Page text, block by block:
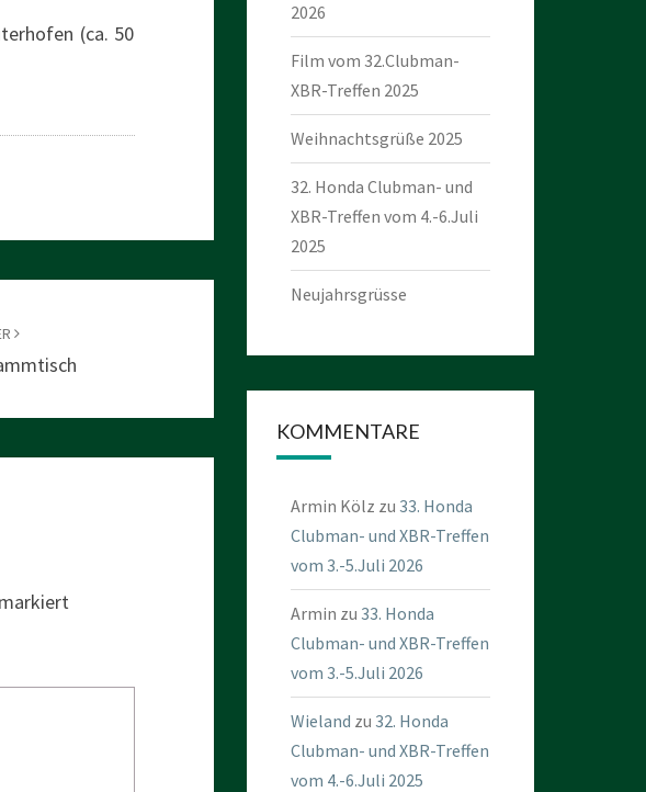
(ca. 50
markiert
2026
Film vom 32.Clubman-
XBR-Treffen 2025
Weihnachtsgrüße 2025
32. Honda Clubman- und
XBR-Treffen vom 4.-6.Juli
2025
Neujahrsgrüsse
KOMMENTARE
Armin Kölz zu 33. Honda
Clubman- und XBR-Treffen
vom 3.-5.Juli 2026
Armin zu 33. Honda
Clubman- und XBR-Treffen
vom 3.-5.Juli 2026
Wieland zu 32. Honda
Clubman- und XBR-Treffen
vom 4.-6.Juli 2025